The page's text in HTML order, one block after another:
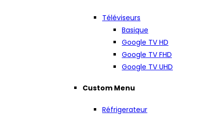
Téléviseurs
Basique
Google TV HD
Google TV FHD
Google TV UHD
Custom Menu
Réfrigerateur